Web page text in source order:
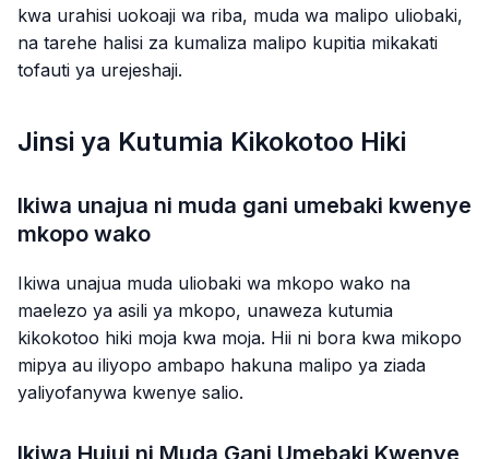
kwa urahisi uokoaji wa riba, muda wa malipo uliobaki,
na tarehe halisi za kumaliza malipo kupitia mikakati
tofauti ya urejeshaji.
Jinsi ya Kutumia Kikokotoo Hiki
Ikiwa unajua ni muda gani umebaki kwenye
mkopo wako
Ikiwa unajua muda uliobaki wa mkopo wako na
maelezo ya asili ya mkopo, unaweza kutumia
kikokotoo hiki moja kwa moja. Hii ni bora kwa mikopo
mipya au iliyopo ambapo hakuna malipo ya ziada
yaliyofanywa kwenye salio.